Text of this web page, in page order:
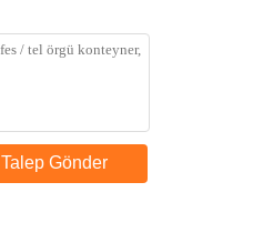
Talep Gönder